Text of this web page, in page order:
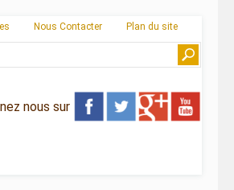
Nous Contacter Plan du site
nous sur